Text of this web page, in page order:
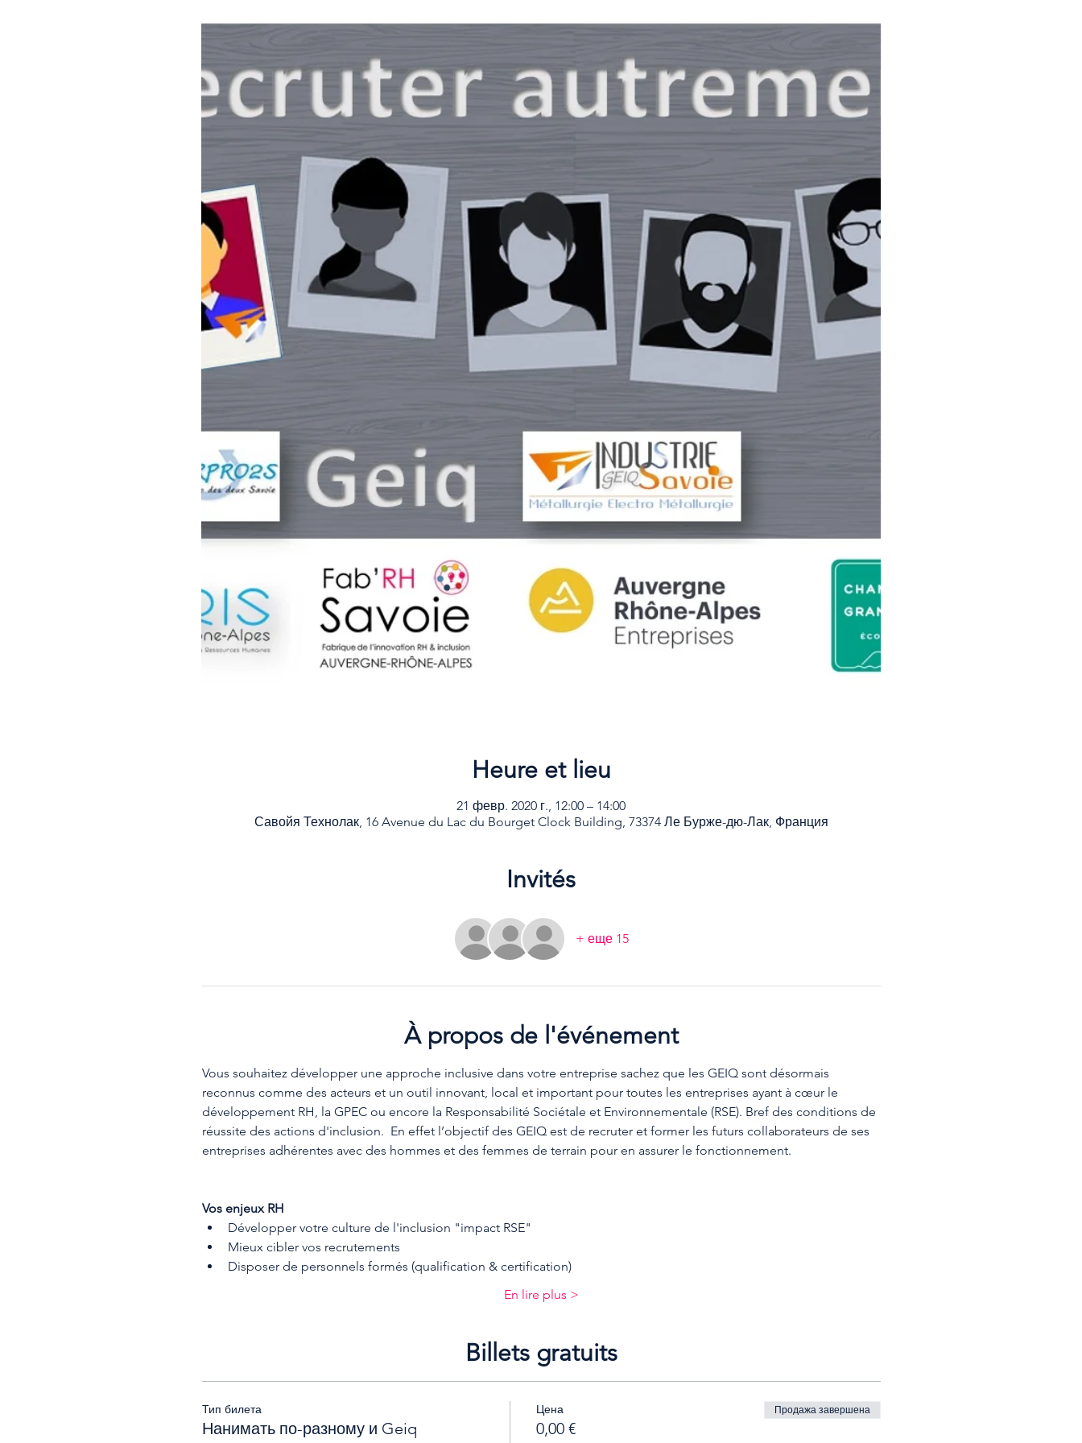
Heure et lieu
21 февр. 2020 г., 12:00 – 14:00
Савойя Технолак, 16 Avenue du Lac du Bourget Clock Building, 73374 Ле Бурже-дю-Лак, Франция
Invités
+ еще 15
À propos de l'événement
Vous souhaitez développer une approche inclusive dans votre entreprise sachez que les GEIQ sont désormais
reconnus comme des acteurs et un outil innovant, local et important pour toutes les entreprises ayant à cœur le
développement RH, la GPEC ou encore la Responsabilité Sociétale et Environnementale (RSE). Bref des conditions de
réussite des actions d'inclusion.  En effet l’objectif des GEIQ est de recruter et former les futurs collaborateurs de ses
entreprises adhérentes avec des hommes et des femmes de terrain pour en assurer le fonctionnement.
Vos enjeux RH
Développer votre culture de l'inclusion "impact RSE"
Mieux cibler vos recrutements
Disposer de personnels formés (qualification & certification)
En lire plus >
Billets gratuits
Тип билета
Нанимать по-разному и Geiq
Цена
0,00 €
Продажа завершена